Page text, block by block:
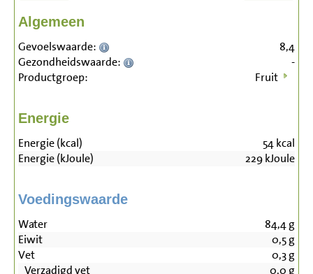
Algemeen
Gevoelswaarde:
8,4
Gezondheidswaarde:
-
Productgroep:
Fruit
Energie
Energie (kcal) 54kcal
Energie (kJoule)
229kJoule
Voedingswaarde
Water 84,4g
Eiwit
0,5g
Vet
0,3g
Verzadigd vet
0,0 g